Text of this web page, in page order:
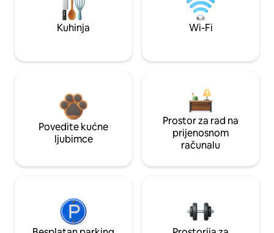
Kuhinja Wi-Fi
Povedite kućne
ljubimce
Prostor za rad na
prijenosnom
računalu